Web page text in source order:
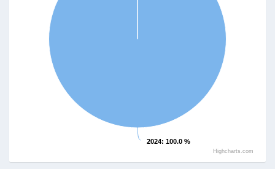
2024: 100.0 %
Highcharts.com